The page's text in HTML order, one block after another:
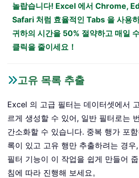
놀랍습니다! Excel 에서 Chrome,
Safari 처럼 효율적인 Tabs 을 사용
귀하의 시간을 50% 절약하고 매일
클릭을 줄이세요！
고유 목록 추출
Excel 의 고급 필터는 데이터셋에서
르게 생성할 수 있어, 일반 필터로는
간소화할 수 있습니다. 중복 행가 포
록이 있고 고유 행만 추출하려는 경
필터 기능이 이 작업을 쉽게 만들어
침에 따라 진행해 보세요。